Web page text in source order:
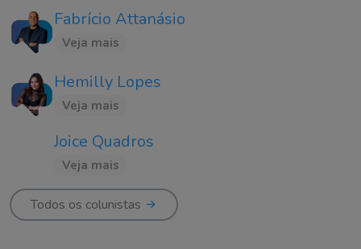
Fabrício Attanásio
Veja mais
Hemilly Lopes
Veja mais
Joice Quadros
Veja mais
Todos os colunistas